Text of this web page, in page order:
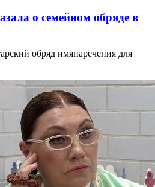
о семейном обряде в
обряд имянаречения для